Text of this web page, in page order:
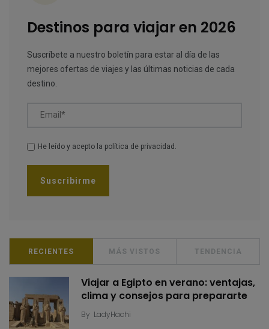
Destinos para viajar en 2026
Suscríbete a nuestro boletín para estar al día de las
mejores ofertas de viajes y las últimas noticias de cada
destino.
Email*
He leído y acepto la política de privacidad
RECIENTES MÁS VISTOS TENDENCIA
Viajar a Egipto en verano: ventajas,
clima y consejos para prepararte
By LadyHachi